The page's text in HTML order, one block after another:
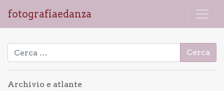
fotografiaedanza
Ricerca per:
Archivio e atlante